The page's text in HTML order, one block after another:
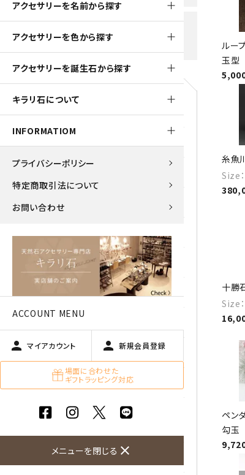
たまご形 特集
美石 特集
スピネル / パーガサ
ターコイズ (トルコ
パイライト
アクセサリーを名前から探す
アクセサリーを色から探す
アクセサリーを誕生石から探す
キラリ石について
INFORMATIOM
プライバシーポリシー
特定商取引法について
お問い合わせ
ACCOUNT MENU
person マイアカウント person 新規会員登録
場面に合わせた
ギフトラッピング対応
メニューを閉じる close
ルー
玉型
糸魚
Size
十勝
Size
ペン
勾玉
送料全国一律700円
5,500円(税込)以上ご購入で
原石
アマゾナイト
アメジスト
エメラルド
オパール
オブシディアン（黒曜石/十勝
ガーデンクォーツ